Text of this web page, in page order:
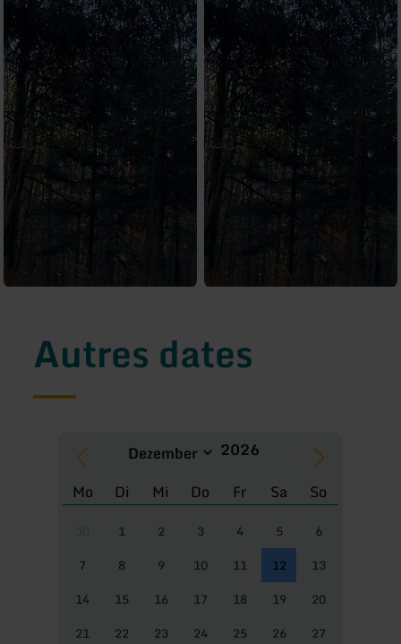
Autres dates
Mo Di Mi Do Fr Sa So
1 2 3 4 5
6
7
8 9 10 11 12
13
14
15 16 17 18 19
20
21
22 23 24 25 26
27